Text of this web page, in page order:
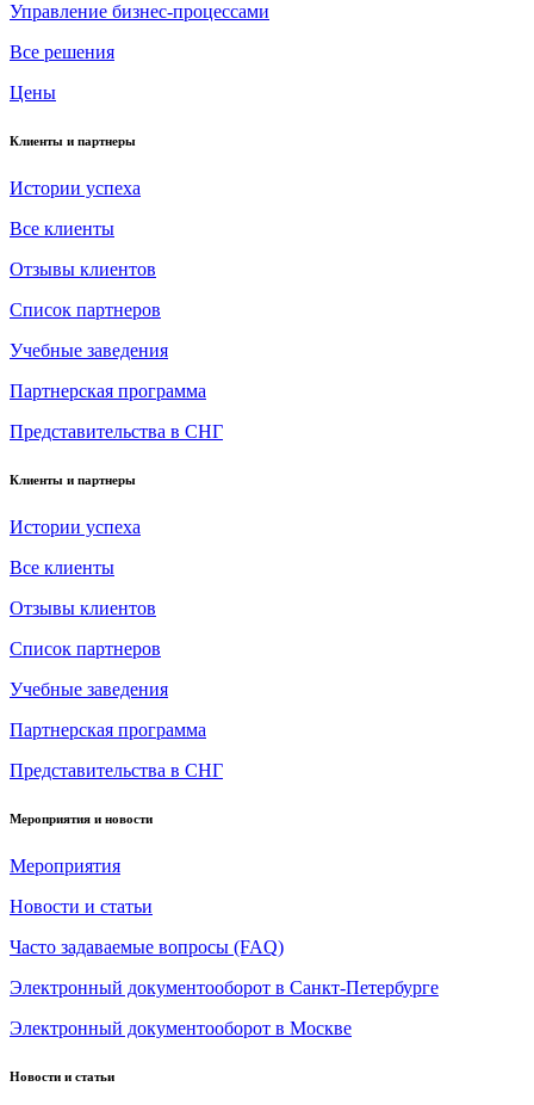
Управление бизнес-процессами
Все решения
Цены
Клиенты и партнеры
Истории успеха
Все клиенты
Отзывы клиентов
Список партнеров
Учебные заведения
Партнерская программа
Представительства в СНГ
Клиенты и партнеры
Истории успеха
Все клиенты
Отзывы клиентов
Список партнеров
Учебные заведения
Партнерская программа
Представительства в СНГ
Мероприятия и новости
Мероприятия
Новости и статьи
Часто задаваемые вопросы (FAQ)
Электронный документооборот в Санкт-Петербурге
Электронный документооборот в Москве
Новости и статьи